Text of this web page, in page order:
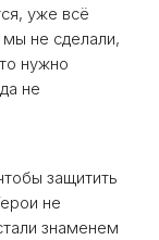
уже всё
не сделали,
нужно
не
защитить
не
знаменем